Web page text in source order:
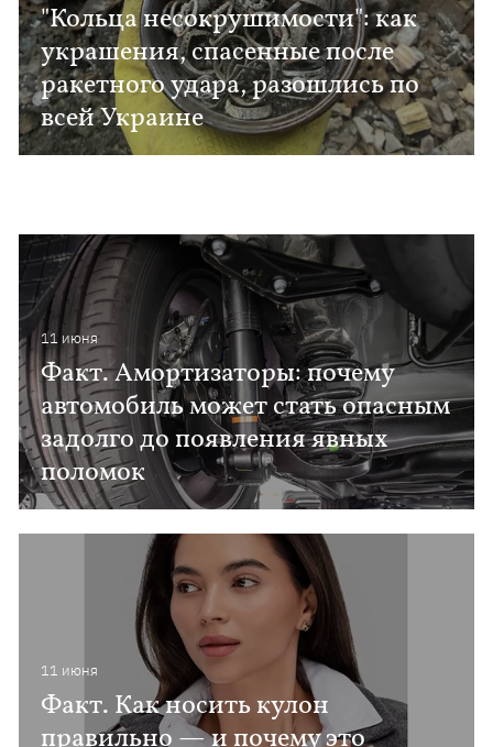
"Кольца несокрушимости": как
украшения, спасенные после
ракетного удара, разошлись по
всей Украине
11 июня
Факт. Амортизаторы: почему
автомобиль может стать опасным
задолго до появления явных
поломок
11 июня
Факт. Как носить кулон
правильно — и почему это